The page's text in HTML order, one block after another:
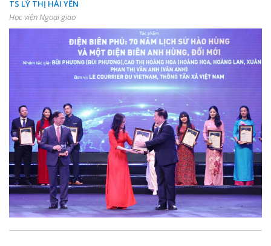
TS LÝ THỊ HẢI YẾN
Học viện Ngoại giao